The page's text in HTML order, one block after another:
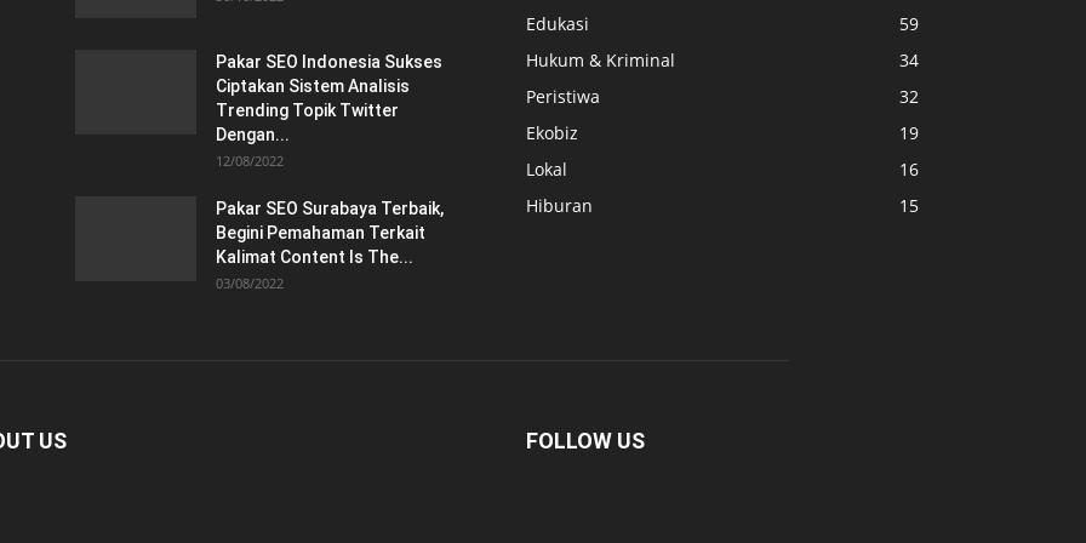
Pakar SEO Indonesia Sukses
Ciptakan Sistem Analisis
Trending Topik Twitter
Dengan...
12/08/2022
Pakar SEO Surabaya Terbaik,
Begini Pemahaman Terkait
Kalimat Content Is The...
03/08/2022
Edukasi
59
Hukum & Kriminal
34
Peristiwa
32
Ekobiz
19
Lokal
16
Hiburan
15
US FOLLOW US